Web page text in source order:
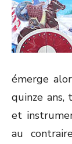
émerge
quinze ans,
et
au